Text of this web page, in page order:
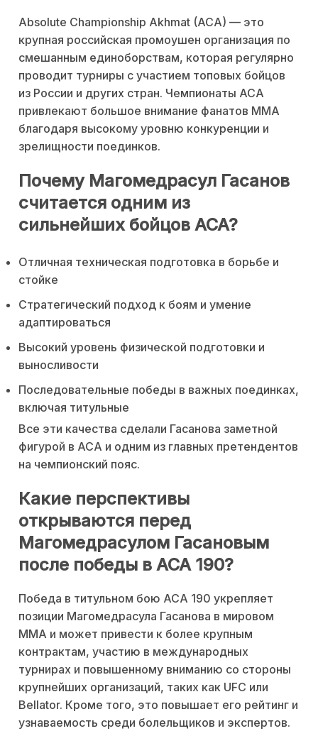
Absolute Championship Akhmat (ACA) — это
крупная российская промоушен организация по
смешанным единоборствам, которая регулярно
проводит турниры с участием топовых бойцов
из России и других стран. Чемпионаты ACA
привлекают большое внимание фанатов ММА
благодаря высокому уровню конкуренции и
зрелищности поединков.
Почему Магомедрасул Гасанов
считается одним из
сильнейших бойцов ACA?
Отличная техническая подготовка в борьбе и
стойке
Стратегический подход к боям и умение
адаптироваться
Высокий уровень физической подготовки и
выносливости
Последовательные победы в важных поединках,
включая титульные
Все эти качества сделали Гасанова заметной
фигурой в ACA и одним из главных претендентов
на чемпионский пояс.
Какие перспективы
открываются перед
Магомедрасулом Гасановым
после победы в ACA 190?
Победа в титульном бою ACA 190 укрепляет
позиции Магомедрасула Гасанова в мировом
ММА и может привести к более крупным
контрактам, участию в международных
турнирах и повышенному вниманию со стороны
крупнейших организаций, таких как UFC или
Bellator. Кроме того, это повышает его рейтинг и
узнаваемость среди болельщиков и экспертов.